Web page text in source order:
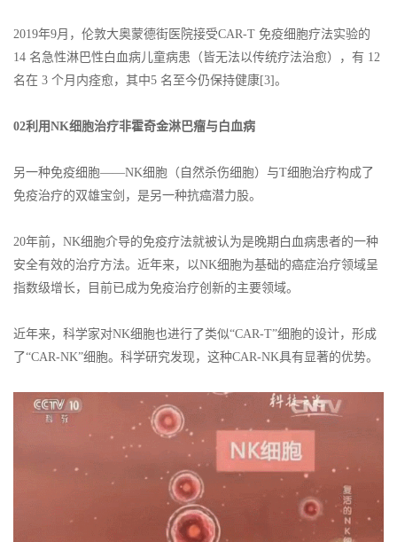
2019年9月，伦敦大奥蒙德街医院接受CAR-T 免疫细胞疗法实验的
14 名急性淋巴性白血病儿童病患（皆无法以传统疗法治愈），有 12
名在 3 个月内痊愈，其中5 名至今仍保持健康[3]。
02利用NK细胞治疗非霍奇金淋巴瘤与白血病
另一种免疫细胞——NK细胞（自然杀伤细胞）与T细胞治疗构成了
免疫治疗的双雄宝剑，是另一种抗癌潜力股。
20年前，NK细胞介导的免疫疗法就被认为是晚期白血病患者的一种
安全有效的治疗方法。近年来，以NK细胞为基础的癌症治疗领域呈
指数级增长，目前已成为免疫治疗创新的主要领域。
近年来，科学家对NK细胞也进行了类似“CAR-T”细胞的设计，形成
了“CAR-NK”细胞。科学研究发现，这种CAR-NK具有显著的优势。